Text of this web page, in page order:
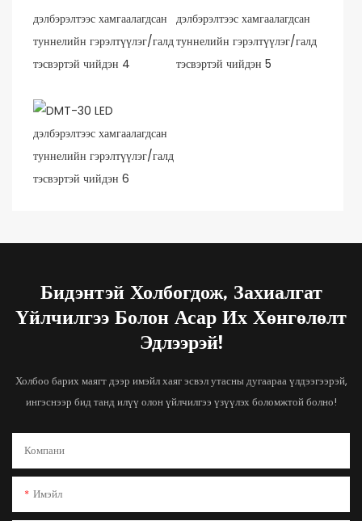
Бидэнтэй Холбогдож, Захиалгат
Үйлчилгээ Болон Асар Их Хөнгөлөлт
Эдлээрэй!
Холбоо барих маягт дээр имэйл хаяг эсвэл утасны дугаараа үлдээгээрэй,
ингэснээр бид танд илүү олон үйлчилгээ үзүүлэх боломжтой болно!
Компани
Имэйл